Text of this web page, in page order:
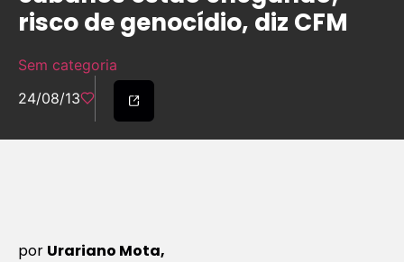
risco de genocídio, diz CFM
Sem categoria
24/08/13
por Urariano Mota,